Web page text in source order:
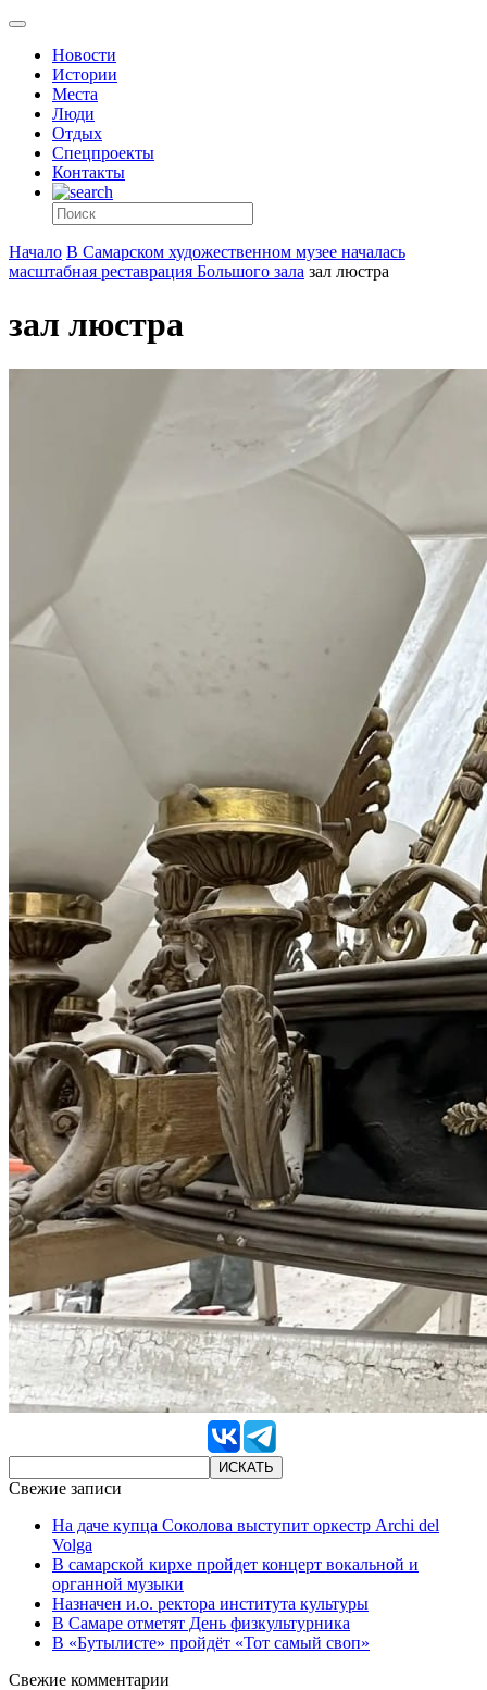
Новости
Истории
Места
Люди
Отдых
Спецпроекты
Контакты
Начало В Самарском художественном музее началась
масштабная реставрация Большого зала зал люстра
зал люстра
Свежие записи
На даче купца Соколова выступит оркестр Archi del
Volga
В самарской кирхе пройдет концерт вокальной и
органной музыки
Назначен и.о. ректора института культуры
В Самаре отметят День физкультурника
В «Бутылисте» пройдёт «Тот самый своп»
Свежие комментарии